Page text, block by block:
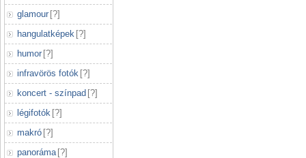
glamour [?]
hangulatképek [?]
humor [?]
infravörös fotók [?]
koncert - színpad [?]
légifotók [?]
makró [?]
panoráma [?]